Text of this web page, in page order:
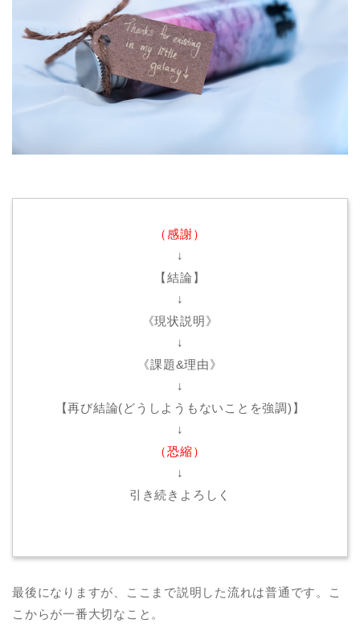
（感謝）
↓
【結論】
↓
《現状説明》
↓
《課題&理由》
↓
【再び結論(どうしようもないことを強調)】
↓
（恐縮）
↓
引き続きよろしく
最後になりますが、ここまで説明した流れは普通です。こ
こからが一番大切なこと。